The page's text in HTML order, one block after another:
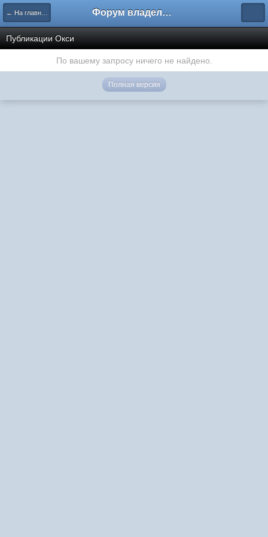
← На главную Форум владельцев интернет-магазинов
Публикации Окси
По вашему запросу ничего не найдено.
Полная версия